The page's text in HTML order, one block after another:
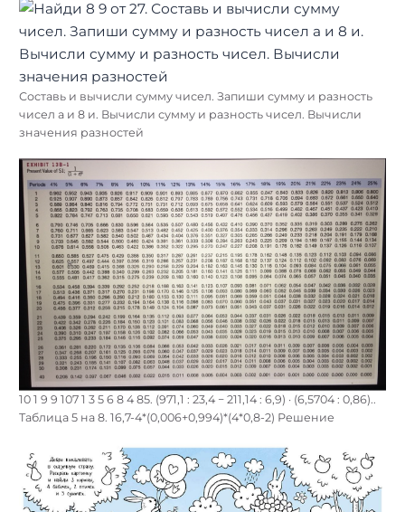
Составь и вычисли сумму чисел. Запиши сумму и разность
чисел а и 8 и. Вычисли сумму и разность чисел. Вычисли
значения разностей
10 1 9 9 107 1 3 5 6 8 4 85. (971,1 : 23,4 − 211,14 : 6,9) · (6,5704 : 0,86)..
Таблица 5 на 8. 16,7-4*(0,006+0,994)*(4*0,8-2) Решение